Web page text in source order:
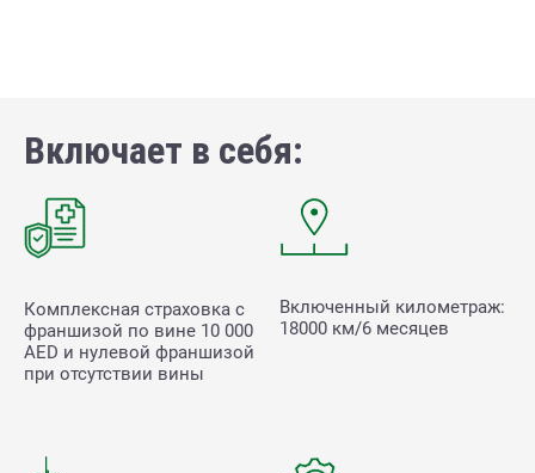
Включает в себя:
Комплексная страховка с
франшизой по вине 10 000
AED и нулевой франшизой
при отсутствии вины
Включенный километраж:
18000 км/6 месяцев